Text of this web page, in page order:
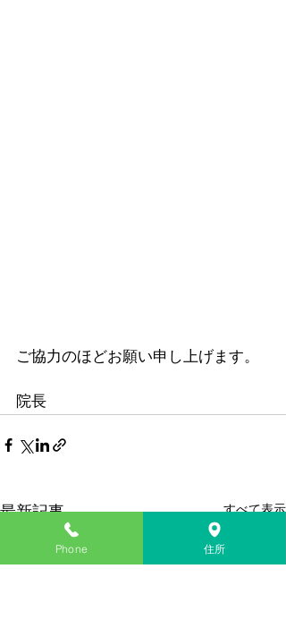
ご協力のほどお願い申し上げます。
院長
最新記事 すべて表示
Phone 住所